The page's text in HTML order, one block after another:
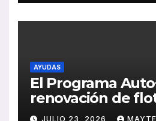
rentabilidad
AYUDAS
El Programa
renovación de
ayudas a
JULIO 23, 2026 MAYTE